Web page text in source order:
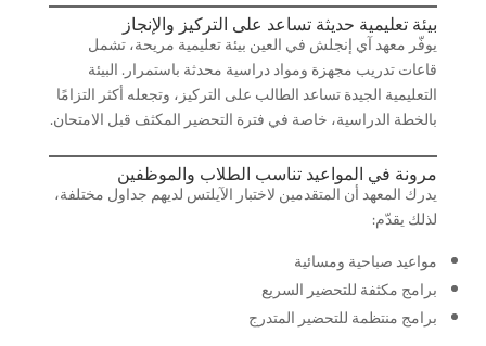
بيئة تعليمية حديثة تساعد على التركيز والإنجاز
يوفّر معهد آي إنجلش في العين بيئة تعليمية مريحة، تشمل
قاعات تدريب مجهزة ومواد دراسية محدثة باستمرار. البيئة
التعليمية الجيدة تساعد الطالب على التركيز، وتجعله أكثر التزامًا
بالخطة الدراسية، خاصة في فترة التحضير المكثف قبل الامتحان.
مرونة في المواعيد تناسب الطلاب والموظفين
يدرك المعهد أن المتقدمين لاختبار الآيلتس لديهم جداول مختلفة،
لذلك يقدّم:
مواعيد صباحية ومسائية
برامج مكثفة للتحضير السريع
برامج منتظمة للتحضير المتدرج